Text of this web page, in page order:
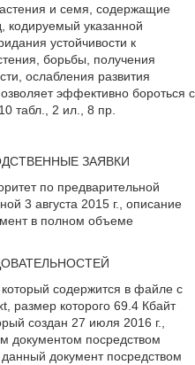
и семя, содержащие
кодируемый указанной
устойчивости к
борьбы, получения
ослабления развития
эффективно бороться с
табл., 2 ил., 8 пр.
ЗАЯВКИ
по предварительной
3 августа 2015 г., описание
в полном объеме
содержится в файле с
размер которого 69.4 Кбайт
создан 27 июля 2016 г.,
документом посредством
документ посредством